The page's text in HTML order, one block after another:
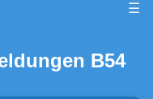
☰
B54